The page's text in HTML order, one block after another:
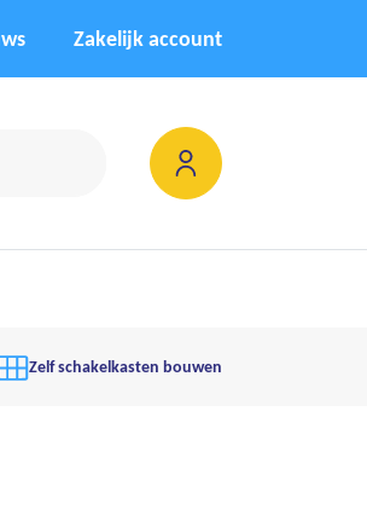
Zakelijk account
Zelf schakelkasten bouwen